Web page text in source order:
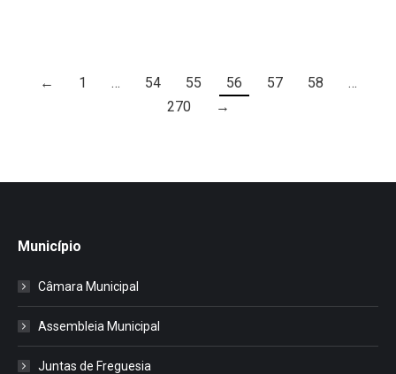
← 1 … 54 55 56 57 58
…
270
→
Município
Câmara Municipal
Assembleia Municipal
Juntas de Freguesia